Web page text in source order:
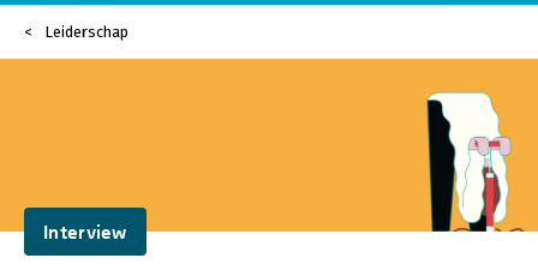
Leiderschap
Interview